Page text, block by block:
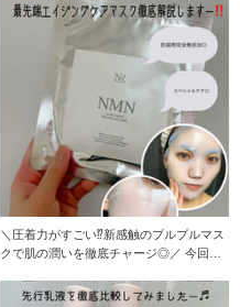
＼圧着力がすごい⁉︎新感触のプルプルマス
クで肌の潤いを徹底チャージ◎／ 今回は